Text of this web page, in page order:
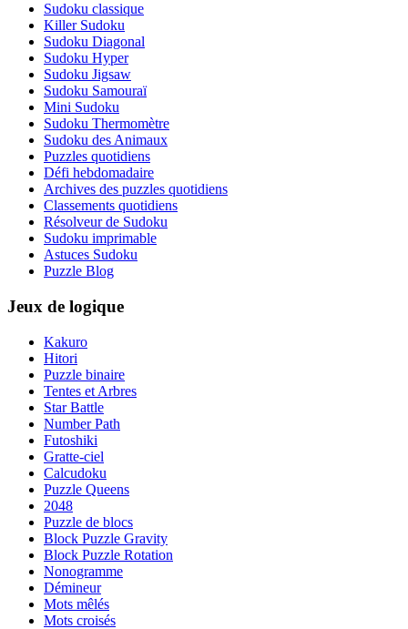
Sudoku classique
Killer Sudoku
Sudoku Diagonal
Sudoku Hyper
Sudoku Jigsaw
Sudoku Samouraï
Mini Sudoku
Sudoku Thermomètre
Sudoku des Animaux
Puzzles quotidiens
Défi hebdomadaire
Archives des puzzles quotidiens
Classements quotidiens
Résolveur de Sudoku
Sudoku imprimable
Astuces Sudoku
Puzzle Blog
Jeux de logique
Kakuro
Hitori
Puzzle binaire
Tentes et Arbres
Star Battle
Number Path
Futoshiki
Gratte-ciel
Calcudoku
Puzzle Queens
2048
Puzzle de blocs
Block Puzzle Gravity
Block Puzzle Rotation
Nonogramme
Démineur
Mots mêlés
Mots croisés